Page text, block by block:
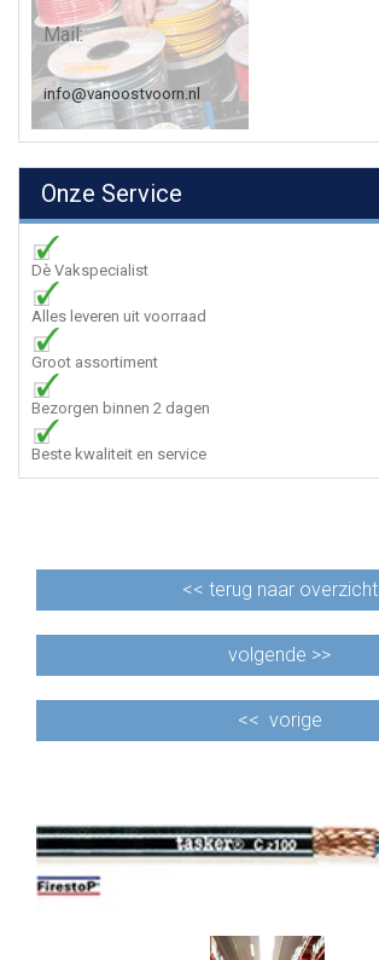
Mail:
info@vanoostvoorn.nl
Onze Service
Dè Vakspecialist
Alles leveren uit voorraad
Groot assortiment
Bezorgen binnen 2 dagen
Beste kwaliteit en service
<< terug naar overzicht
volgende >>
<< vorige